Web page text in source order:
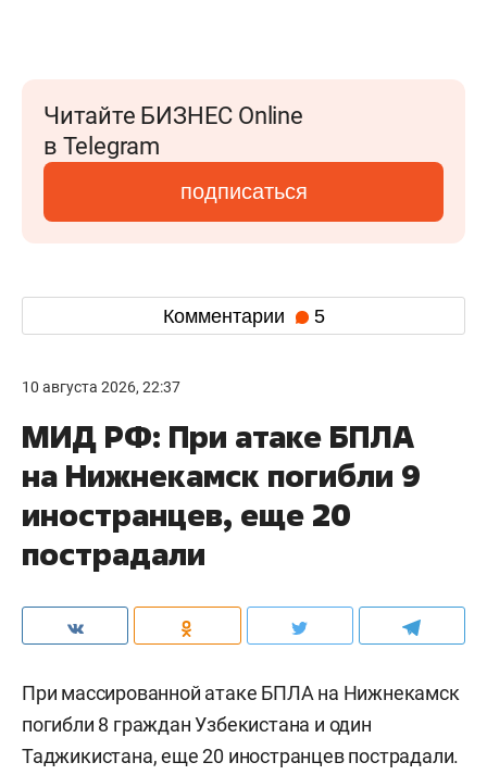
Читайте БИЗНЕС Online
в Telegram
подписаться
Комментарии 5
10 августа 2026, 22:37
МИД РФ: При атаке БПЛА
на Нижнекамск погибли 9
иностранцев, еще 20
пострадали
При массированной атаке БПЛА на Нижнекамск
погибли 8 граждан Узбекистана и один
Таджикистана, еще 20 иностранцев пострадали.